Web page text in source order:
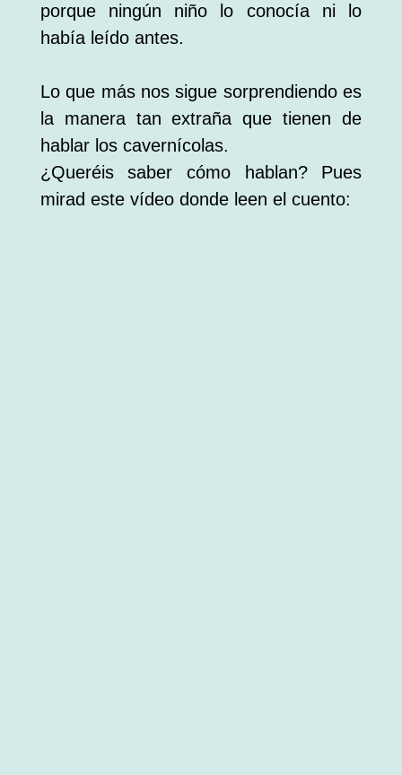
porque ningún niño lo conocía ni lo
había leído antes.
Lo que más nos sigue sorprendiendo es
la manera tan extraña que tienen de
hablar los cavernícolas.
¿Queréis saber cómo hablan? Pues
mirad este vídeo donde leen el cuento: